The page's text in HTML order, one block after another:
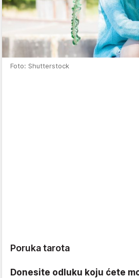
Foto: Shutterstock
Poruka tarota
Donesite odluku koju ćete